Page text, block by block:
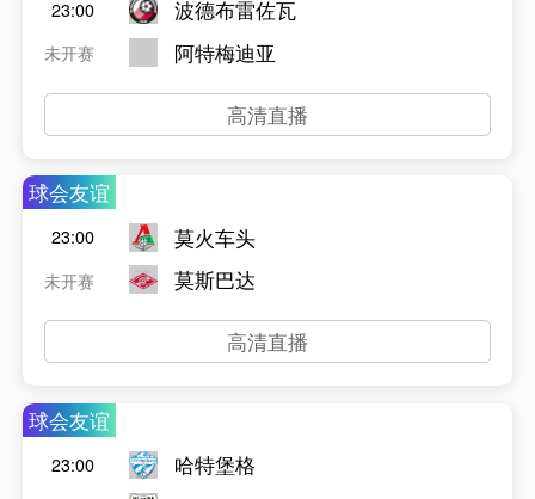
23:00
未开赛
波德布雷佐瓦
阿特梅迪亚
高清直播
球会友谊
23:00
未开赛
莫火车头
莫斯巴达
高清直播
球会友谊
23:00
哈特堡格